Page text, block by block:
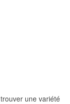
une variété